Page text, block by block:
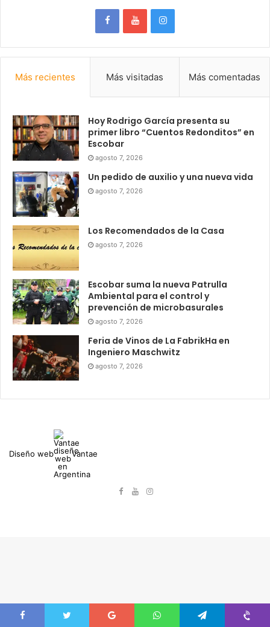
Más recientes Más visitadas Más comentadas
Hoy Rodrigo García presenta su
primer libro “Cuentos Redonditos” en
Escobar
agosto 7, 2026
Un pedido de auxilio y una nueva vida
agosto 7, 2026
Los Recomendados de la Casa
agosto 7, 2026
Escobar suma la nueva Patrulla
Ambiental para el control y
prevención de microbasurales
agosto 7, 2026
Feria de Vinos de La FabrikHa en
Ingeniero Maschwitz
agosto 7, 2026
Diseño web Vantae